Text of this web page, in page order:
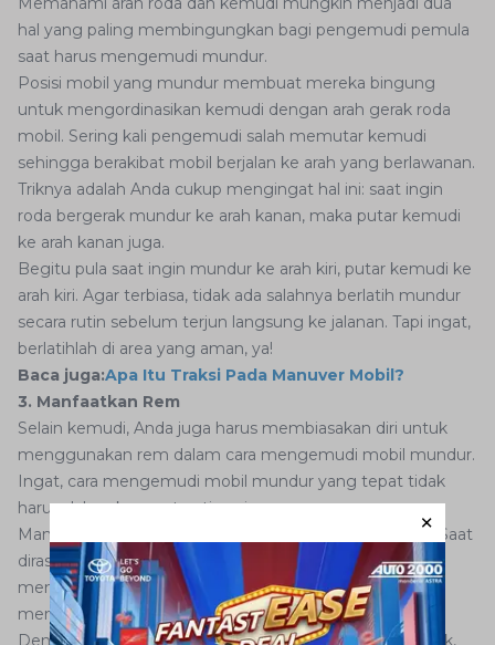
hal yang paling membingungkan bagi pengemudi pemula
saat harus mengemudi mundur.
Posisi mobil yang mundur membuat mereka bingung
untuk mengordinasikan kemudi dengan arah gerak roda
mobil. Sering kali pengemudi salah memutar kemudi
sehingga berakibat mobil berjalan ke arah yang berlawanan.
Triknya adalah Anda cukup mengingat hal ini: saat ingin
roda bergerak mundur ke arah kanan, maka putar kemudi
ke arah kanan juga.
Begitu pula saat ingin mundur ke arah kiri, putar kemudi ke
arah kiri. Agar terbiasa, tidak ada salahnya berlatih mundur
secara rutin sebelum terjun langsung ke jalanan. Tapi ingat,
berlatihlah di area yang aman, ya!
Baca juga:Apa Itu Traksi Pada Manuver Mobil?
3. Manfaatkan Rem
Selain kemudi, Anda juga harus membiasakan diri untuk
menggunakan rem dalam cara mengemudi mobil mundur.
Ingat, cara mengemudi mobil mundur yang tepat tidak
harus dalam kecepatan tinggi.
Manfaatkanlah rem untuk mengatur kecepatan Anda. Saat
dirasa mobil melaju terlalu kencang, sigaplah untuk
menginjak pedal rem. Ada baiknya juga jika Anda
menginjak pedal gas perlahan-lahan.